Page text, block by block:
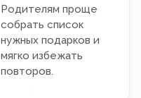
Родителям проще
собрать список
нужных подарков и
мягко избежать
повторов.